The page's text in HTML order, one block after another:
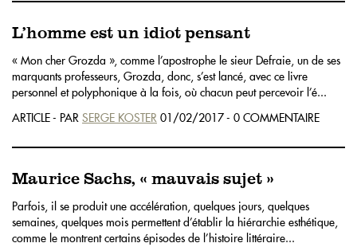
L’homme est un idiot pensant
« Mon cher Grozda », comme l’apostrophe le sieur Defraie, un de ses
marquants professeurs, Grozda, donc, s’est lancé, avec ce livre
personnel et polyphonique à la fois, où chacun peut percevoir l’é...
ARTICLE - PAR SERGE KOSTER 01/02/2017 - 0 COMMENTAIRE
Maurice Sachs, « mauvais sujet »
Parfois, il se produit une accélération, quelques jours, quelques
semaines, quelques mois permettent d’établir la hiérarchie esthétique,
comme le montrent certains épisodes de l’histoire littéraire...